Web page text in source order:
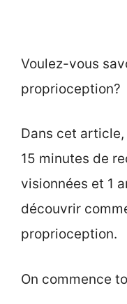
Voulez-vous
proprioception?
Dans cet
15 minutes de
visionnées et 1
découvrir
proprioception.
On commence